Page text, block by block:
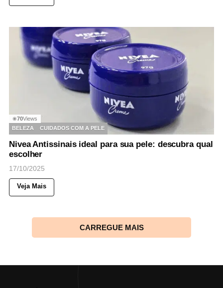
◉70Views
BELEZA
CUIDADOS COM A PELE
Nivea Antissinais ideal para sua pele: descubra qual
escolher
17/10/2025
Veja Mais
CARREGUE MAIS